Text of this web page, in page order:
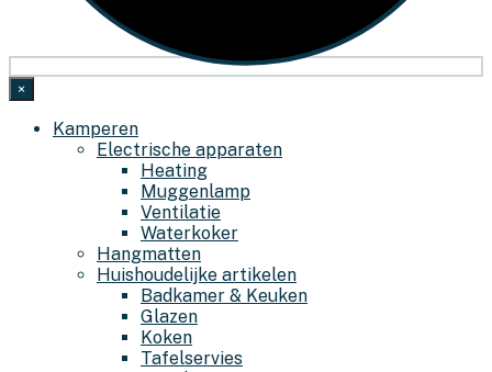
×
Kamperen
Electrische apparaten
Heating
Muggenlamp
Ventilatie
Waterkoker
Hangmatten
Huishoudelijke artikelen
Badkamer & Keuken
Glazen
Koken
Tafelservies